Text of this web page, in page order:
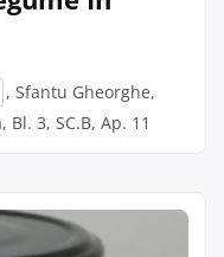
, Sfantu Gheorghe,
3, SC.B, Ap. 11